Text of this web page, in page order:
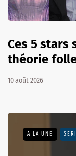
Ces 5 stars
théorie
10 août 2026
A LA UNE